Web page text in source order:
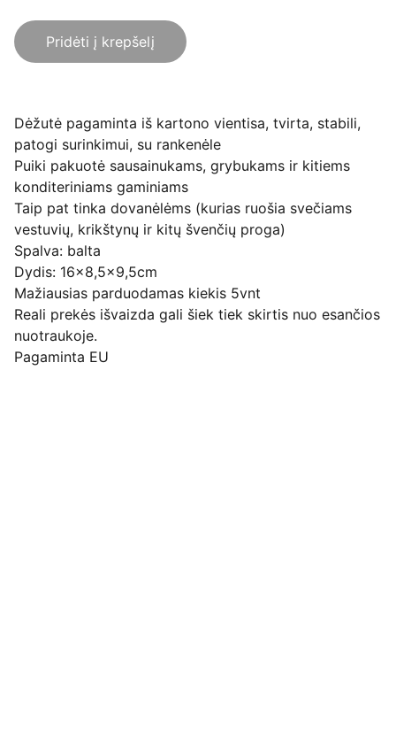
Pridėti į krepšelį
Dėžutė pagaminta iš kartono vientisa, tvirta, stabili,
patogi surinkimui, su rankenėle
Puiki pakuotė sausainukams, grybukams ir kitiems
konditeriniams gaminiams
Taip pat tinka dovanėlėms (kurias ruošia svečiams
vestuvių, krikštynų ir kitų švenčių proga)
Spalva: balta
Dydis: 16x8,5x9,5cm
Mažiausias parduodamas kiekis 5vnt
Reali prekės išvaizda gali šiek tiek skirtis nuo esančios
nuotraukoje.
Pagaminta EU